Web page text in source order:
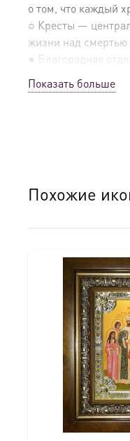
о том, что каждый
○ Кресты —
жизни над
● Благородная
● Эксклюзивные
● Основа: МДФ.
● Техника
● Оклад:
● Покрытие
● Оборот:
● Комплектация:
● Освящение:
Идеальный
Этот изысканный
Показать больше
Похожие